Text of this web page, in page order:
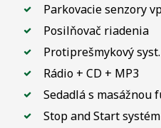
Parkovacie senzory
Posilňovač riadenia
Protiprešmykový syst.
Rádio + CD + MP3
Sedadlá s masážnou
Stop and Start systém